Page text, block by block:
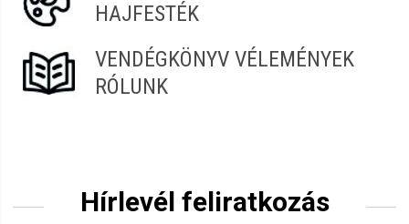
HAJFESTÉK
VENDÉGKÖNYV VÉLEMÉNYEK
RÓLUNK
Hírlevél feliratkozás